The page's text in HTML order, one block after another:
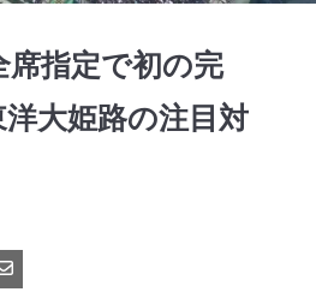
席指定で初の完
大姫路の注目対
で共有
電子メールで共有